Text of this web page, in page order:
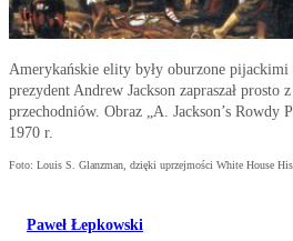
Amerykańskie elity były oburzone
prezydent Andrew Jackson zapraszał prosto
przechodniów. Obraz „A. Jackson’s Rowdy
1970 r.
Foto: Louis S. Glanzman, dzięki uprzejmości White House
Paweł Łepkowski